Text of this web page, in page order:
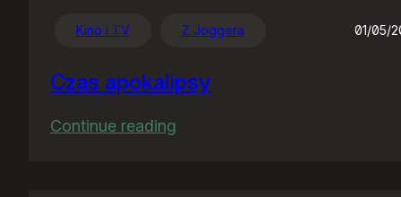
Kino i TV Z Joggera 01/05/
Czas apokalipsy
Continue reading